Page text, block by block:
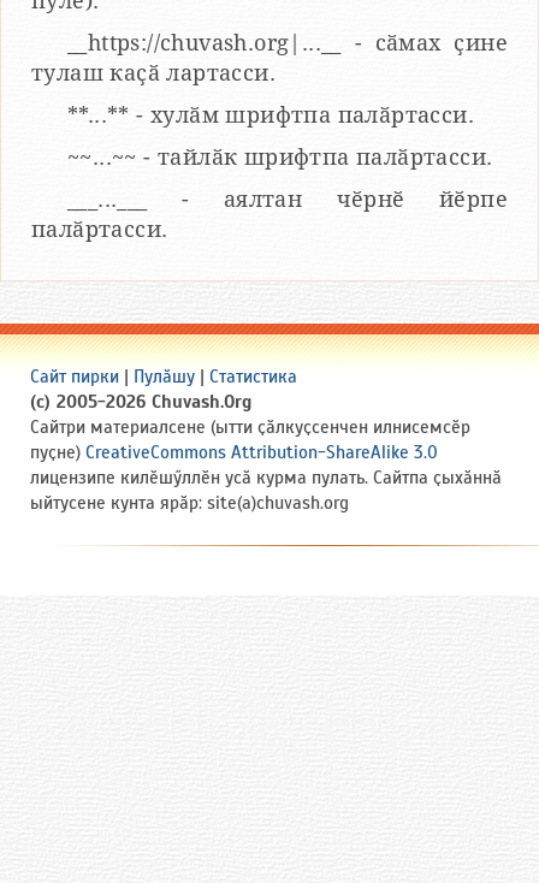
__https://chuvash.org|...__ - сӑмах ҫине
тулаш каҫӑ лартасси.
**...** - хулӑм шрифтпа палӑртасси.
~~...~~ - тайлӑк шрифтпа палӑртасси.
___...___ - аялтан чӗрнӗ йӗрпе
палӑртасси.
Сайт пирки | Пулӑшу | Статистика
(c) 2005-2026 Chuvash.Org
Сайтри материалсене (ытти ҫӑлкуҫсенчен илнисемсӗр
пуҫне) CreativeCommons Attribution-ShareAlike 3.0
лицензипе килӗшӳллӗн усӑ курма пулать. Сайтпа ҫыхӑннӑ
ыйтусене кунта ярӑр: site(a)chuvash.org